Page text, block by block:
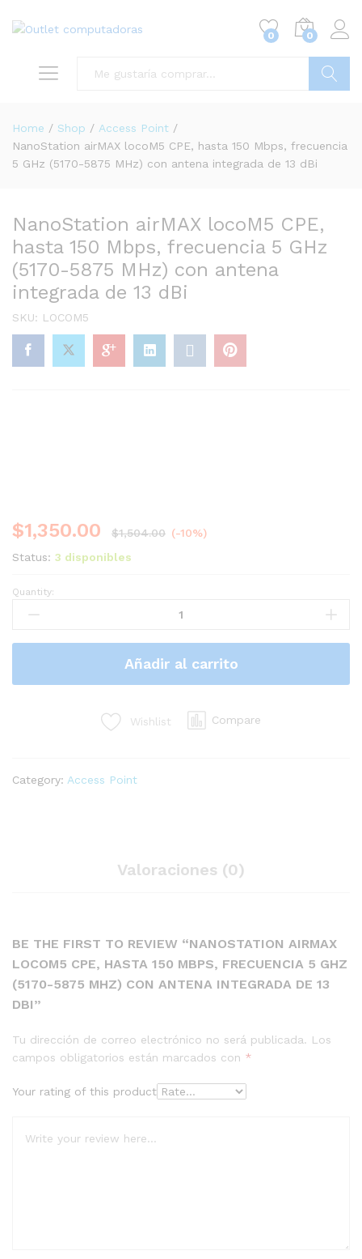
0 0
Home / Shop / Access Point /
NanoStation airMAX locoM5 CPE, hasta 150 Mbps, frecuencia
5 GHz (5170-5875 MHz) con antena integrada de 13 dBi
NanoStation airMAX locoM5 CPE,
hasta 150 Mbps, frecuencia 5 GHz
(5170-5875 MHz) con antena
integrada de 13 dBi
SKU: LOCOM5
$1,350.00 $1,504.00 (-10%)
Status: 3 disponibles
NanoStation
airMAX
CPE,
150
Quantity:
Añadir al carrito
Wishlist Compare
Category: Access Point
Valoraciones (0)
BE THE FIRST TO REVIEW “NANOSTATION AIRMAX
LOCOM5 CPE, HASTA 150 MBPS, FRECUENCIA 5 GHZ
(5170-5875 MHZ) CON ANTENA INTEGRADA DE 13
DBI”
Tu dirección de correo electrónico no será publicada. Los
campos obligatorios están marcados con *
Your rating of this product